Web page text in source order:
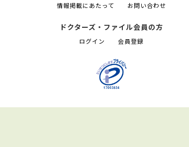
情報掲載にあたって お問い合わせ
ドクターズ・ファイル会員の方
ログイン 会員登録